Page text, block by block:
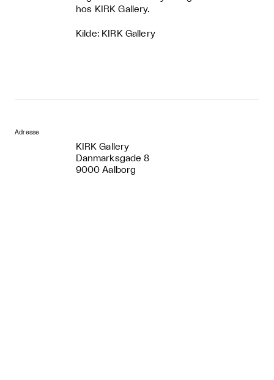
hos KIRK Gallery.
Kilde: KIRK Gallery
Adresse
KIRK Gallery
Danmarksgade 8
9000 Aalborg